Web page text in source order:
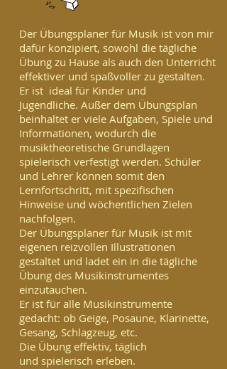
Der Übungsplaner für Musik ist von mir
dafür konzipiert, sowohl die tägliche
Übung zu Hause als auch den Unterricht
effektiver und spaßvoller zu gestalten.
Er ist ideal für Kinder und
Jugendliche. Außer dem Übungsplan
beinhaltet er viele Aufgaben, Spiele und
Informationen, wodurch die
musiktheoretische Grundlagen
spielerisch verfestigt werden. Schüler
und Lehrer können somit den
Lernfortschritt, mit spezifischen
Hinweise und wöchentlichen Zielen
nachfolgen.
Der Übungsplaner für Musik ist mit
eigenen reizvollen Illustrationen
gestaltet und ladet ein in die tägliche
Übung des Musikinstrumentes
einzutauchen.
Er ist für alle Musikinstrumente
gedacht: ob Geige, Posaune, Klarinette,
Gesang, Schlagzeug, etc.
Die Übung effektiv, täglich
und spielerisch erleben.